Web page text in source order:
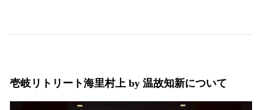
壱岐リトリート海里村上 by 温故知新について